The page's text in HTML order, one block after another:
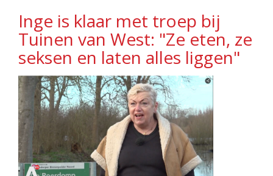
Inge is klaar met troep bij
Tuinen van West: "Ze eten, ze
seksen en laten alles liggen"